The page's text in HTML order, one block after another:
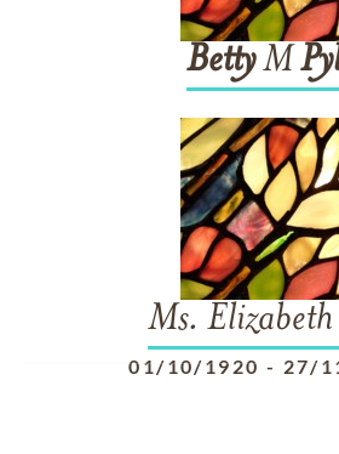
BettyM
Ms. Elizabeth
01/10/1920 - 27/